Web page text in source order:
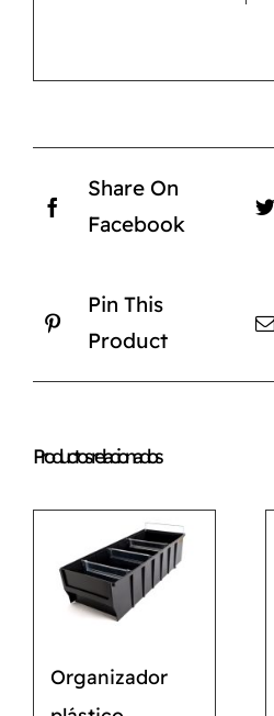
Share On
Facebook
Pin This
Product
Productos relacionados
Organizador